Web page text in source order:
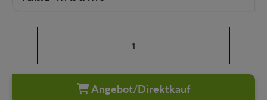
Angebot/Direktkauf